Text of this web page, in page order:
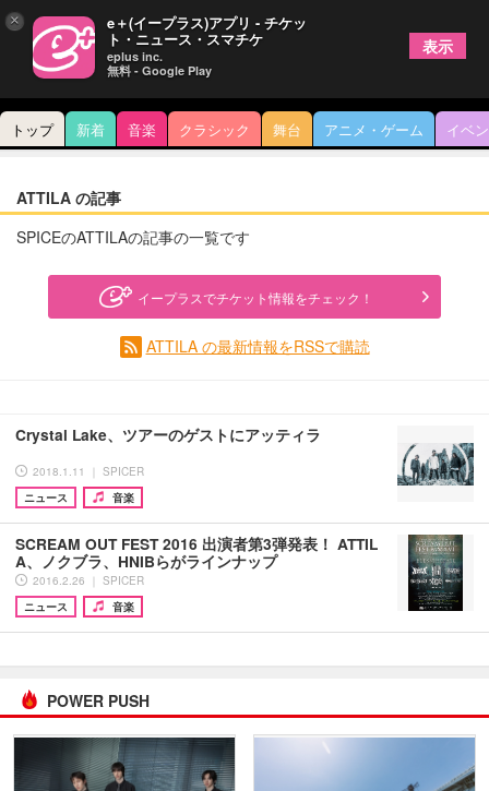
トップ 新着 音楽 クラシック 舞台 アニメ・ゲーム イベ
ATTILA の記事
SPICEのATTILAの記事の一覧です
イープラスでチケット情報をチェック！
ATTILA の最新情報をRSSで購読
Crystal Lake、ツアーのゲストにアッティラ
2018.1.11 ｜ SPICER
ニュース
音楽
SCREAM OUT FEST 2016 出演者第3弾発表！ ATTIL
A、ノクブラ、HNIBらがラインナップ
2016.2.26 ｜ SPICER
ニュース
音楽
POWER PUSH
× e＋(イープラス)アプリ - チケッ
ト・ニュース・スマチケ
eplus inc.
無料 - Google Play
表示